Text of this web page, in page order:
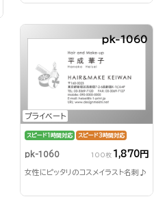
プライベート
pk-1060
スピード1時間対応 スピード3時間対応
pk-1060 100枚 1,870円
女性にピッタリのコスメイラスト名刺♪